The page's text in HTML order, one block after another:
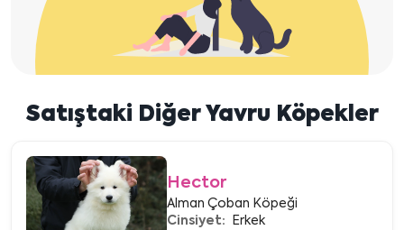
Satıştaki Diğer Yavru Köpekler
Hector
Alman Çoban Köpeği
Cinsiyet:
Erkek